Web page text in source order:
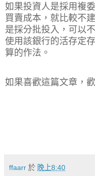
如果投資人是採用複
買賣成本，就比較不
是採分批投入，可以
使用該銀行的活存定
算的作法。
如果喜歡這篇文章，
ffaarr 於 晚上8:40